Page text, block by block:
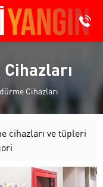
Cihazları
cihazları ve tüpleri